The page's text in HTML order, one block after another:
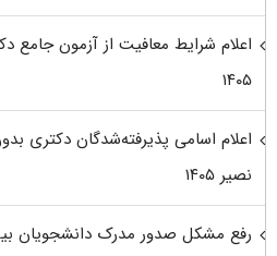
اعلام شرایط معافیت از آزمون جامع
۱۴۰۵
اعلام اسامی پذیرفته‌شدگان دکتری
نصیر ۱۴۰۵
رفع مشکل صدور مدرک دانشجویان بین